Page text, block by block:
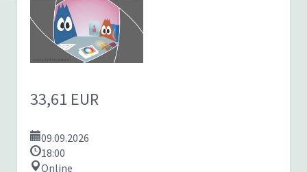
33,61 EUR
09.09.2026
18:00
Online